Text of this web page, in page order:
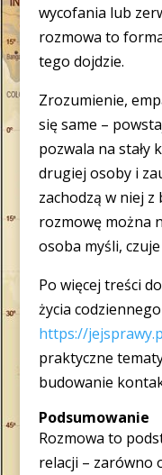
wycofania lub
rozmowa to
tego dojdzie.
Zrozumienie,
się same –
pozwala na stały
drugiej osoby i
zachodzą w niej
rozmowę można
osoba myśli,
Po więcej treści
życia
https://
praktyczne
budowanie
Podsumowanie
Rozmowa to
relacji – zarówno